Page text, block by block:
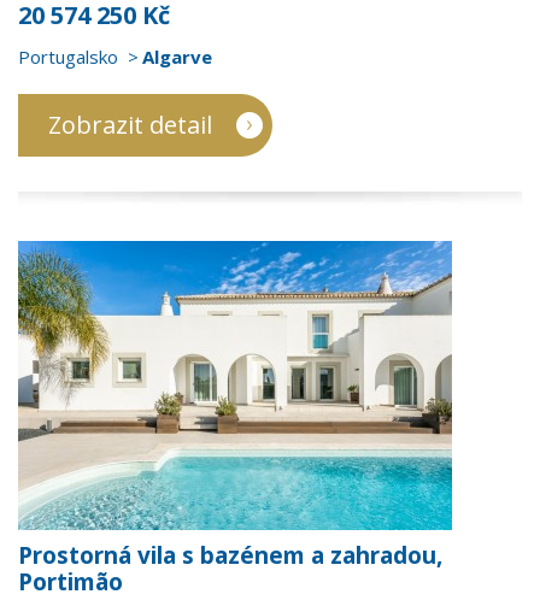
20 574 250 Kč
Portugalsko Algarve
Zobrazit detail
Prostorná vila s bazénem a zahradou,
Portimão